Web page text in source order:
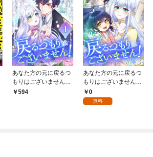
あなた方の元に戻るつ
もりはございません！
（コミック）【単行
594
あなた方の元に戻るつ
もりはございません！
（コミック） 第１話
0
無料